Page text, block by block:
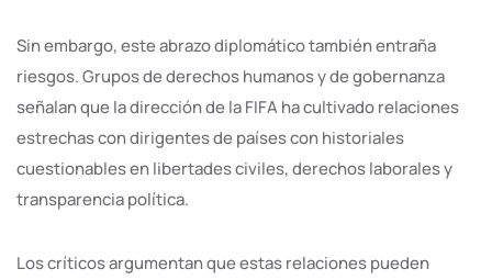
Sin embargo, este abrazo diplomático también entraña
riesgos. Grupos de derechos humanos y de gobernanza
señalan que la dirección de la FIFA ha cultivado relaciones
estrechas con dirigentes de países con historiales
cuestionables en libertades civiles, derechos laborales y
transparencia política.
Los críticos argumentan que estas relaciones pueden